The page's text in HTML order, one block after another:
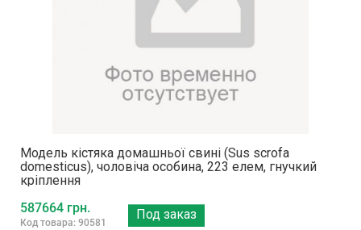
Модель кістяка домашньої свині (Sus scrofa
domesticus), чоловіча особина, 223 елем, гнучкий
кріплення
587664 грн.
Код товара: 90581
Под заказ